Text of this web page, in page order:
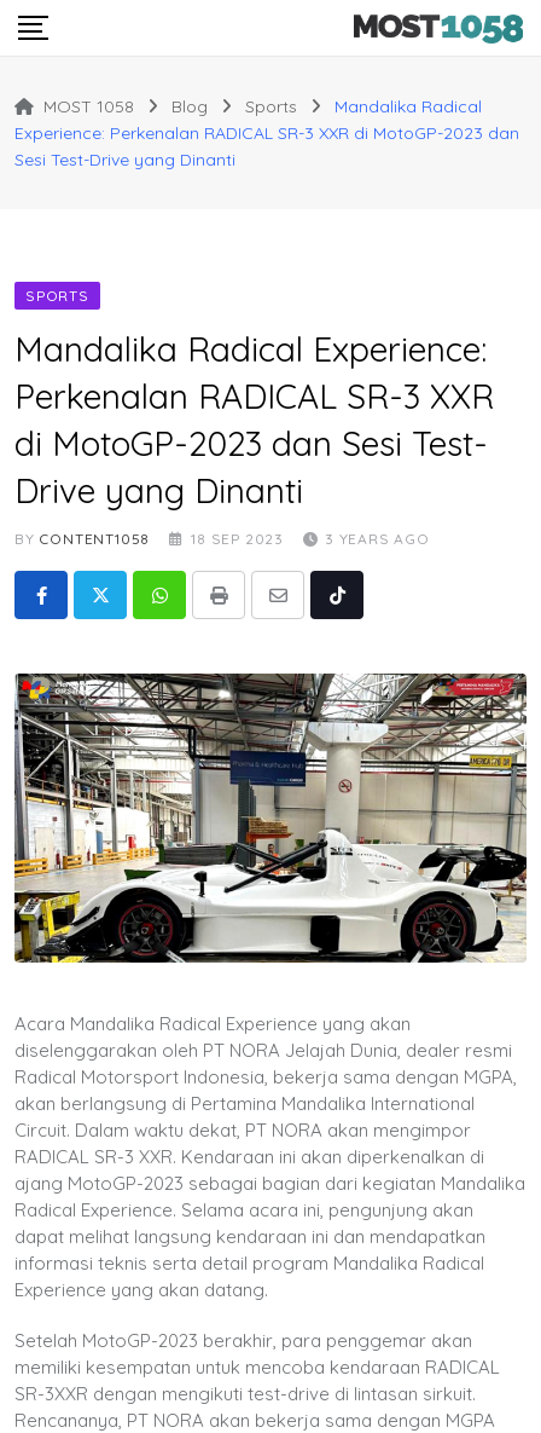
Skip
MOST 1058 Blog Sports
Mandalika Radical
Experience: Perkenalan RADICAL SR-3 XXR di MotoGP-2023 dan
Sesi Test-Drive yang Dinanti
SPORTS
Mandalika Radical Experience:
Perkenalan RADICAL SR-3 XXR
di MotoGP-2023 dan Sesi Test-
Drive yang Dinanti
BY CONTENT1058 18 SEP 2023 3 YEARS AGO
WhatsappPrint
Share
Tiktok
Acara Mandalika Radical Experience yang akan
diselenggarakan oleh PT NORA Jelajah Dunia, dealer resmi
Radical Motorsport Indonesia, bekerja sama dengan MGPA,
akan berlangsung di Pertamina Mandalika International
Circuit. Dalam waktu dekat, PT NORA akan mengimpor
RADICAL SR-3 XXR. Kendaraan ini akan diperkenalkan di
ajang MotoGP-2023 sebagai bagian dari kegiatan Mandalika
Radical Experience. Selama acara ini, pengunjung akan
dapat melihat langsung kendaraan ini dan mendapatkan
informasi teknis serta detail program Mandalika Radical
Experience yang akan datang.
Setelah MotoGP-2023 berakhir, para penggemar akan
memiliki kesempatan untuk mencoba kendaraan RADICAL
SR-3XXR dengan mengikuti test-drive di lintasan sirkuit.
Rencananya, PT NORA akan bekerja sama dengan MGPA